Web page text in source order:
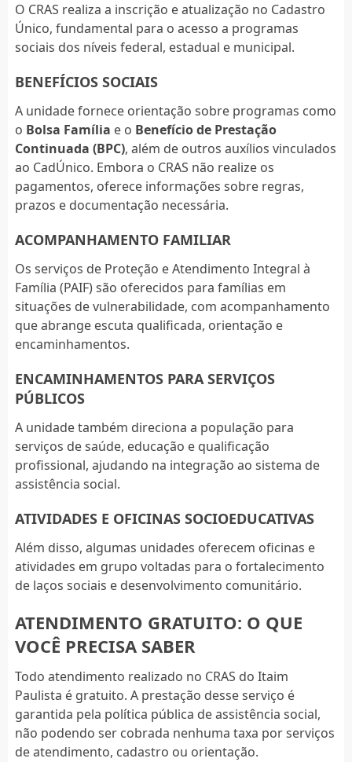
O CRAS realiza a inscrição e atualização no Cadastro
Único, fundamental para o acesso a programas
sociais dos níveis federal, estadual e municipal.
BENEFÍCIOS SOCIAIS
A unidade fornece orientação sobre programas como
o Bolsa Família e o Benefício de Prestação
Continuada (BPC), além de outros auxílios vinculados
ao CadÚnico. Embora o CRAS não realize os
pagamentos, oferece informações sobre regras,
prazos e documentação necessária.
ACOMPANHAMENTO FAMILIAR
Os serviços de Proteção e Atendimento Integral à
Família (PAIF) são oferecidos para famílias em
situações de vulnerabilidade, com acompanhamento
que abrange escuta qualificada, orientação e
encaminhamentos.
ENCAMINHAMENTOS PARA SERVIÇOS
PÚBLICOS
A unidade também direciona a população para
serviços de saúde, educação e qualificação
profissional, ajudando na integração ao sistema de
assistência social.
ATIVIDADES E OFICINAS SOCIOEDUCATIVAS
Além disso, algumas unidades oferecem oficinas e
atividades em grupo voltadas para o fortalecimento
de laços sociais e desenvolvimento comunitário.
ATENDIMENTO GRATUITO: O QUE
VOCÊ PRECISA SABER
Todo atendimento realizado no CRAS do Itaim
Paulista é gratuito. A prestação desse serviço é
garantida pela política pública de assistência social,
não podendo ser cobrada nenhuma taxa por serviços
de atendimento, cadastro ou orientação.